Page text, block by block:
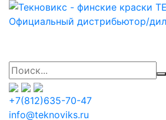
+7(812)635-70-47
info@teknoviks.ru